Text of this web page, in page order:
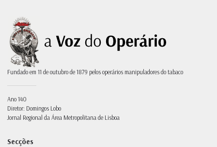
Fundado em 11 de outubro de 1879 pelos operários manipuladores do tabaco
Ano 140
Diretor: Domingos Lobo
Jornal Regional da Área Metropolitana de Lisboa
Secções